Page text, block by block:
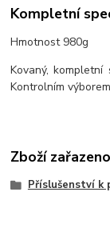
Kompletní
Hmotnost 980g
Kovaný,
Kontrolním
Zboží
Příslušenství k